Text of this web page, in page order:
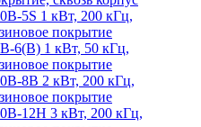
5S 1 кВт, 200 кГц,
покрытие
6(B) 1 кВт, 50 кГц,
покрытие
8B 2 кВт, 200 кГц,
покрытие
12H 3 кВт, 200 кГц,